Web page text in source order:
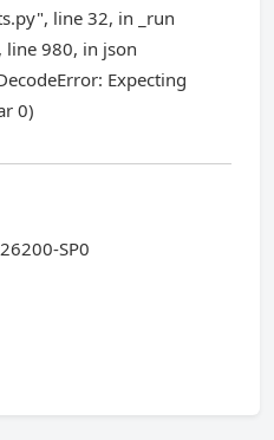
line 32, in _run
line 980, in json
Expecting
0)
SP0